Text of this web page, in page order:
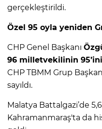
gerçekleştirildi.
Özel 95 oyla yeniden
CHP Genel Başkanı
96 milletvekilinin
CHP TBMM Grup
sayıldı.
Malatya Battalgazi’de
Kahramanmaraş'ta da